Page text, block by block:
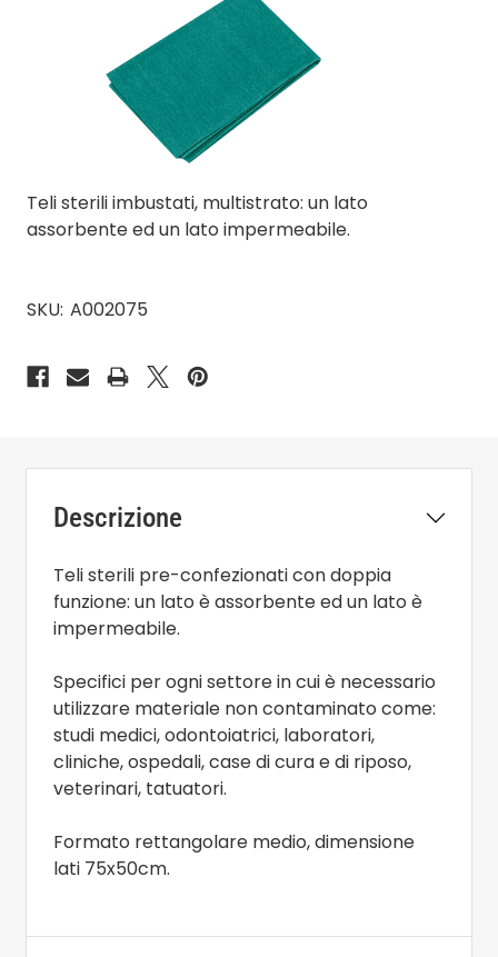
Teli sterili imbustati, multistrato: un lato
assorbente ed un lato impermeabile.
SKU: A002075
Descrizione
Teli sterili pre-confezionati con doppia
funzione: un lato è assorbente ed un lato è
impermeabile.
Specifici per ogni settore in cui è necessario
utilizzare materiale non contaminato come:
studi medici, odontoiatrici, laboratori,
cliniche, ospedali, case di cura e di riposo,
veterinari, tatuatori.
Formato rettangolare medio, dimensione
lati 75x50cm.